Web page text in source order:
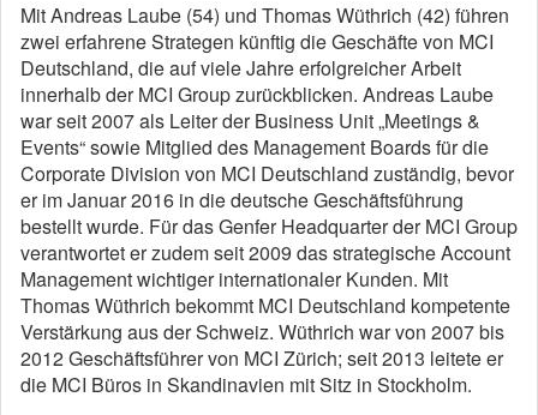
Mit Andreas Laube (54) und Thomas Wüthrich (42) führen
zwei erfahrene Strategen künftig die Geschäfte von MCI
Deutschland, die auf viele Jahre erfolgreicher Arbeit
innerhalb der MCI Group zurückblicken. Andreas Laube
war seit 2007 als Leiter der Business Unit „Meetings &
Events“ sowie Mitglied des Management Boards für die
Corporate Division von MCI Deutschland zuständig, bevor
er im Januar 2016 in die deutsche Geschäftsführung
bestellt wurde. Für das Genfer Headquarter der MCI Group
verantwortet er zudem seit 2009 das strategische Account
Management wichtiger internationaler Kunden. Mit
Thomas Wüthrich bekommt MCI Deutschland kompetente
Verstärkung aus der Schweiz. Wüthrich war von 2007 bis
2012 Geschäftsführer von MCI Zürich; seit 2013 leitete er
die MCI Büros in Skandinavien mit Sitz in Stockholm.